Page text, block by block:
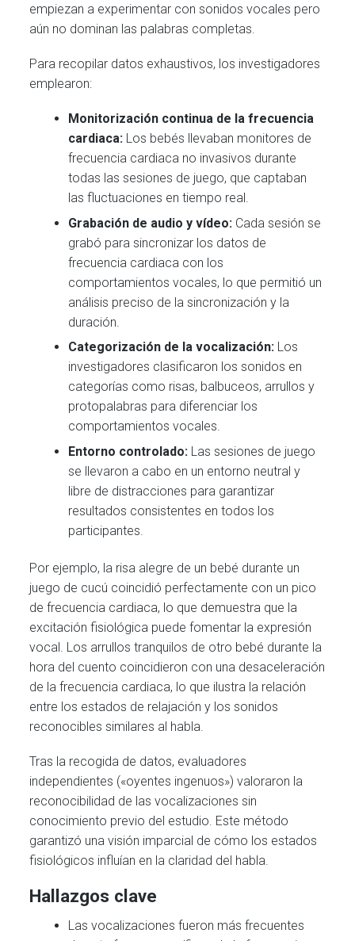
empiezan a experimentar con sonidos vocales pero
aún no dominan las palabras completas.
Para recopilar datos exhaustivos, los investigadores
emplearon:
Monitorización continua de la frecuencia
cardiaca: Los bebés llevaban monitores de
frecuencia cardiaca no invasivos durante
todas las sesiones de juego, que captaban
las fluctuaciones en tiempo real.
Grabación de audio y vídeo: Cada sesión se
grabó para sincronizar los datos de
frecuencia cardiaca con los
comportamientos vocales, lo que permitió un
análisis preciso de la sincronización y la
duración.
Categorización de la vocalización: Los
investigadores clasificaron los sonidos en
categorías como risas, balbuceos, arrullos y
protopalabras para diferenciar los
comportamientos vocales.
Entorno controlado: Las sesiones de juego
se llevaron a cabo en un entorno neutral y
libre de distracciones para garantizar
resultados consistentes en todos los
participantes.
Por ejemplo, la risa alegre de un bebé durante un
juego de cucú coincidió perfectamente con un pico
de frecuencia cardiaca, lo que demuestra que la
excitación fisiológica puede fomentar la expresión
vocal. Los arrullos tranquilos de otro bebé durante la
hora del cuento coincidieron con una desaceleración
de la frecuencia cardiaca, lo que ilustra la relación
entre los estados de relajación y los sonidos
reconocibles similares al habla.
Tras la recogida de datos, evaluadores
independientes («oyentes ingenuos») valoraron la
reconocibilidad de las vocalizaciones sin
conocimiento previo del estudio. Este método
garantizó una visión imparcial de cómo los estados
fisiológicos influían en la claridad del habla.
Hallazgos clave
Las vocalizaciones fueron más frecuentes